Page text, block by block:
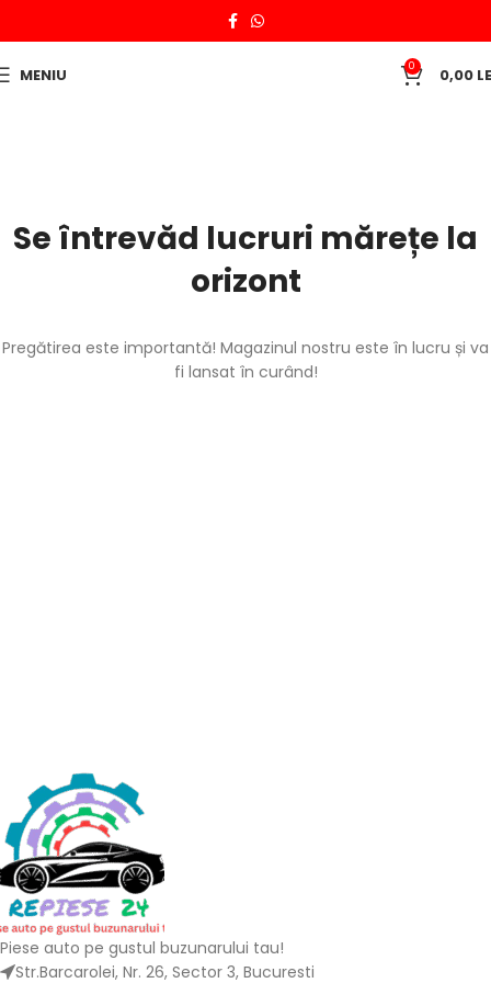
MENIU 0 0,00
Se întrevăd lucruri mărețe la
orizont
Pregătirea este importantă! Magazinul nostru este în lucru și va
fi lansat în curând!
Piese auto pe gustul buzunarului tau!
Str.Barcarolei, Nr. 26, Sector 3, Bucuresti